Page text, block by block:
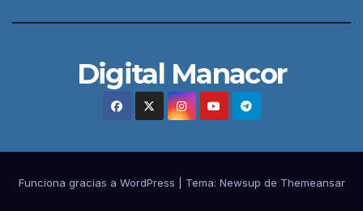
Digital Manacor
Funciona gracias a WordPress Tema: Newsup de Themeansar